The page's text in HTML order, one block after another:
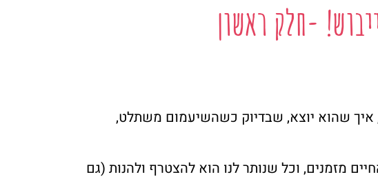
-חלק ראשון
איך שהוא יוצא, שבדיוק כשהשיעמום משתלט,
מזמנים, וכל שנותר לנו הוא להצטרף ולהנות (גם